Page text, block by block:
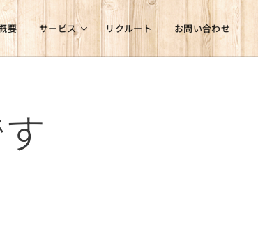
要 サービス リクルート お問い合わせ